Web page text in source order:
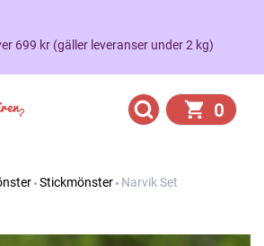
699 kr (gäller leveranser under 2 kg)
0
Stickmönster Narvik Set